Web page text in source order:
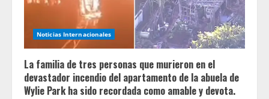
Noticias Internacionales
La familia de tres personas que murieron en el
devastador incendio del apartamento de la abuela de
Wylie Park ha sido recordada como amable y devota.